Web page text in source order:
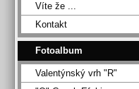
Víte že ...
Kontakt
Fotoalbum
Valentýnský vrh "R"